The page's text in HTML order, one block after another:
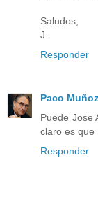
Saludos,
J.
Responder
Paco Muñoz
Puede Jose
claro es que
Responder